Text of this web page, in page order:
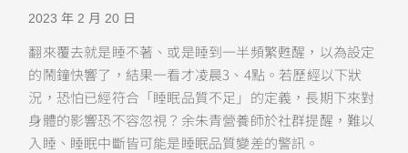
2023 年 2 月 20 日
翻來覆去就是睡不著、或是睡到一半頻繁甦醒，以為設定
的鬧鐘快響了，結果一看才凌晨3、4點。若歷經以下狀
況，恐怕已經符合「睡眠品質不足」的定義，長期下來對
身體的影響恐不容忽視？余朱青營養師於社群提醒，難以
入睡、睡眠中斷皆可能是睡眠品質變差的警訊。